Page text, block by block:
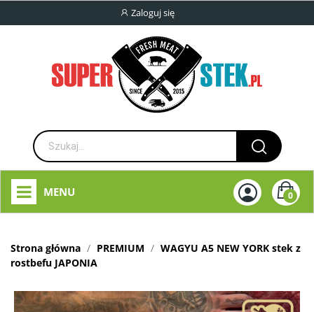
Zaloguj się
0
MENU
Strona główna PREMIUM
WAGYU A5 NEW YORK stek z
rostbefu JAPONIA